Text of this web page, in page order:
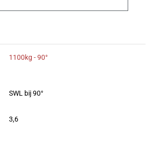
1100kg - 90°
SWL bij 90°
3,6